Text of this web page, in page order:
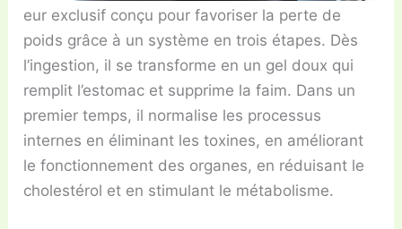
eur exclusif conçu pour favoriser la perte de
poids grâce à un système en trois étapes. Dès
l’ingestion, il se transforme en un gel doux qui
remplit l’estomac et supprime la faim. Dans un
premier temps, il normalise les processus
internes en éliminant les toxines, en améliorant
le fonctionnement des organes, en réduisant le
cholestérol et en stimulant le métabolisme.